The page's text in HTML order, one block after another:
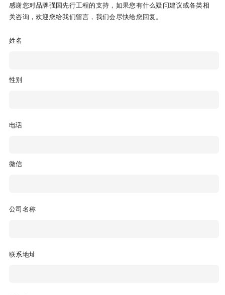
感谢您对品牌强国先行工程的支持，如果您有什么疑问建议或各类相
关咨询，欢迎您给我们留言，我们会尽快给您回复。
姓名
性别
电话
微信
公司名称
联系地址